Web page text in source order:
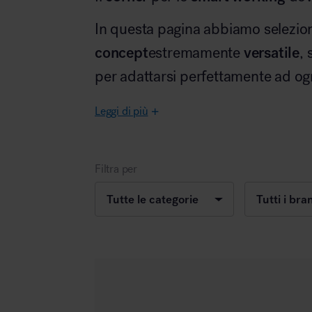
Area hospitality
In questa pagina abbiamo
conceptestremamenteversatile,
per adattarsi perfettamente ad
Leggi di più
Filtra per